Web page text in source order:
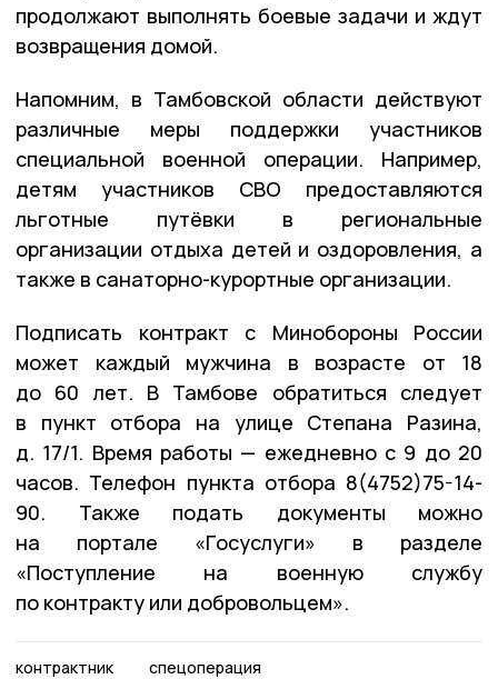
продолжают выполнять боевые задачи и ждут
возвращения домой.
Напомним, в Тамбовской области действуют
различные меры поддержки участников
специальной военной операции. Например,
детям участников СВО предоставляются
льготные путёвки в региональные
организации отдыха детей и оздоровления, а
также в санаторно-курортные организации.
Подписать контракт с Минобороны России
может каждый мужчина в возрасте от 18
до 60 лет. В Тамбове обратиться следует
в пункт отбора на улице Степана Разина,
д. 17/1. Время работы — ежедневно с 9 до 20
часов. Телефон пункта отбора 8(4752)75-14-
90. Также подать документы можно
на портале «Госуслуги» в разделе
«Поступление на военную службу
по контракту или добровольцем».
контрактник спецоперация